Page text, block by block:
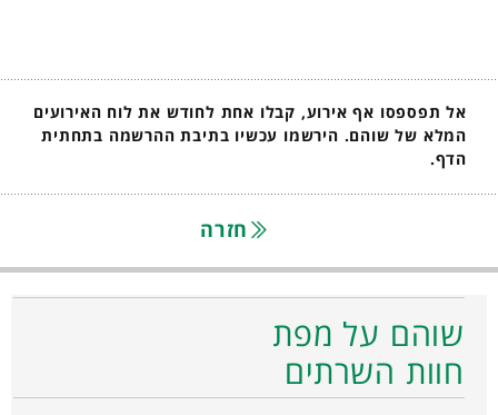
אל תפספסו אף אירוע, קבלו אחת לחודש את לוח האירועים
המלא של שוהם. הירשמו עכשיו בתיבת ההרשמה בתחתית
הדף.
חזרה
שוהם על מפת
חוות השרתים